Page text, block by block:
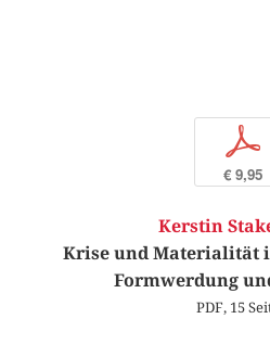
p
€ 9,95
Kerstin
Krise und Materialität
Formwerdung
PDF, 15